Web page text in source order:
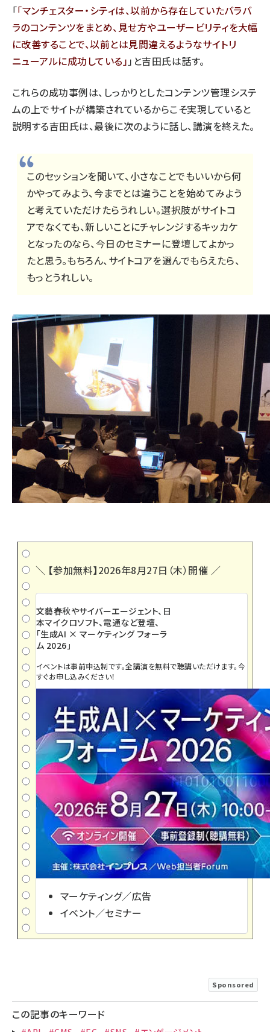
「 マンチェスター・シティは、以前から存在していたバラバ
ラのコンテンツをまとめ、見せ方やユーザービリティを大幅
に改善することで、以前とは見間違えるようなサイトリ
ニューアルに成功している 」と吉田氏は話す。
これらの成功事例は、しっかりとしたコンテンツ管理システ
ムの上でサイトが構築されているからこそ実現していると
説明する吉田氏は、最後に次のように話し、講演を終えた。
このセッションを聞いて、小さなことでもいいから何
かやってみよう、今までとは違うことを始めてみよう
と考えていただけたらうれしい。選択肢がサイトコ
アでなくても、新しいことにチャレンジするキッカケ
となったのなら、今日のセミナーに登壇してよかっ
たと思う。もちろん、サイトコアを選んでもらえたら、
もっとうれしい。
＼ 【参加無料】2026年8月27日（木）開催 ／
文藝春秋やサイバーエージェント、日
本マイクロソフト、電通など登壇、
「生成AI × マーケティング フォーラ
ム 2026」
イベントは事前申込制です。全講演を無料で聴講いただけます。今
すぐお申し込みください！
マーケティング／広告
イベント／セミナー
Sponsored
この記事のキーワード